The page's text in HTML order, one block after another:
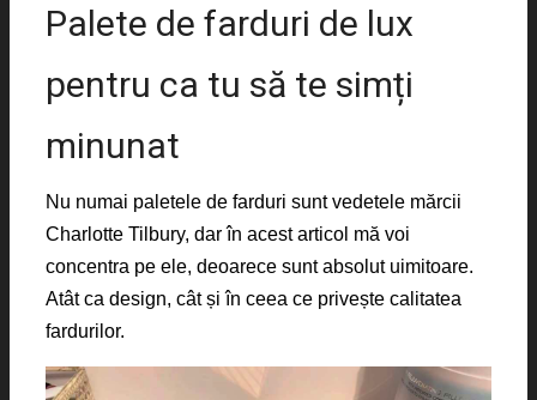
Palete de farduri de lux
pentru ca tu să te simți
minunat
Nu numai paletele de farduri sunt vedetele mărcii
Charlotte Tilbury, dar în acest articol mă voi
concentra pe ele, deoarece sunt absolut uimitoare.
Atât ca design, cât și în ceea ce privește calitatea
fardurilor.